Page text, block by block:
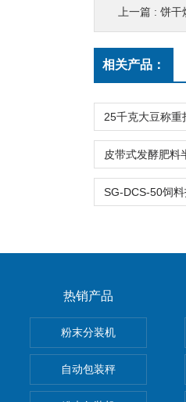
上一篇 : 饼干
相关产品：
热销产品
粉末分装机
自动包装秤